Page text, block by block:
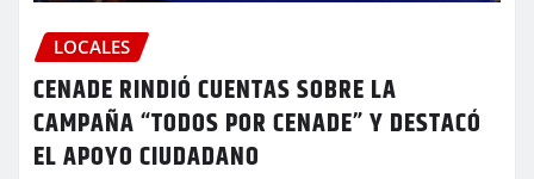
LOCALES
CENADE RINDIÓ CUENTAS SOBRE LA
CAMPAÑA “TODOS POR CENADE” Y DESTACÓ
EL APOYO CIUDADANO